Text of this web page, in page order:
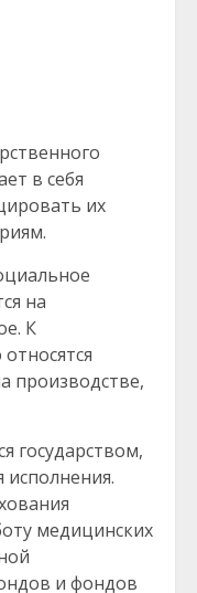
в себя
их
на
К
производстве,
государством,
исполнения.
медицинских
и фондов